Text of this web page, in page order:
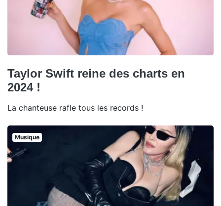
Taylor Swift reine des charts en
2024 !
La chanteuse rafle tous les records !
Musique